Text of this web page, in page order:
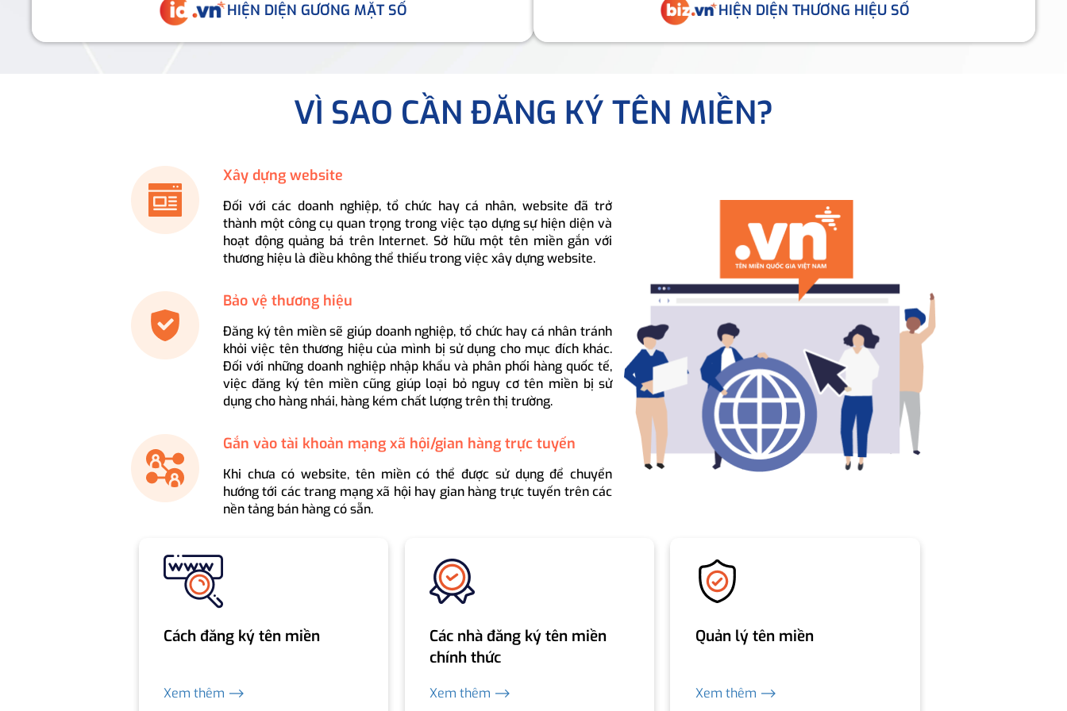
HIỆN DIỆN GƯƠNG MẶT SỐ HIỆN DIỆN THƯƠNG HIỆU SỐ
VÌ SAO CẦN ĐĂNG KÝ TÊN MIỀN?
Xây dựng website
Đối với các doanh nghiệp, tổ chức hay cá nhân, website đã trở
thành một công cụ quan trọng trong việc tạo dựng sự hiện diện và
hoạt động quảng bá trên Internet. Sở hữu một tên miền gắn với
thương hiệu là điều không thể thiếu trong việc xây dựng website.
Bảo vệ thương hiệu
Đăng ký tên miền sẽ giúp doanh nghiệp, tổ chức hay cá nhân tránh
khỏi việc tên thương hiệu của mình bị sử dụng cho mục đích khác.
Đối với những doanh nghiệp nhập khẩu và phân phối hàng quốc tế,
việc đăng ký tên miền cũng giúp loại bỏ nguy cơ tên miền bị sử
dụng cho hàng nhái, hàng kém chất lượng trên thị trường.
Gắn vào tài khoản mạng xã hội/gian hàng trực tuyến
Khi chưa có website, tên miền có thể được sử dụng để chuyển
hướng tới các trang mạng xã hội hay gian hàng trực tuyến trên các
nền tảng bán hàng có sẵn.
Cách đăng ký tên miền
Xem thêm ⟶
Các nhà đăng ký tên miền
chính thức
Xem thêm ⟶
Quản lý tên miền
Xem thêm ⟶